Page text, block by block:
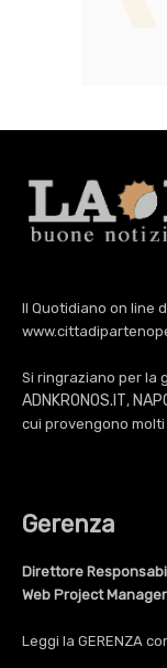
Il Quotidiano on line
Si ringraziano per la
ADNKRONOS.IT,
cui provengono
Gerenza
Direttore
Web Project
Leggi la GERENZA